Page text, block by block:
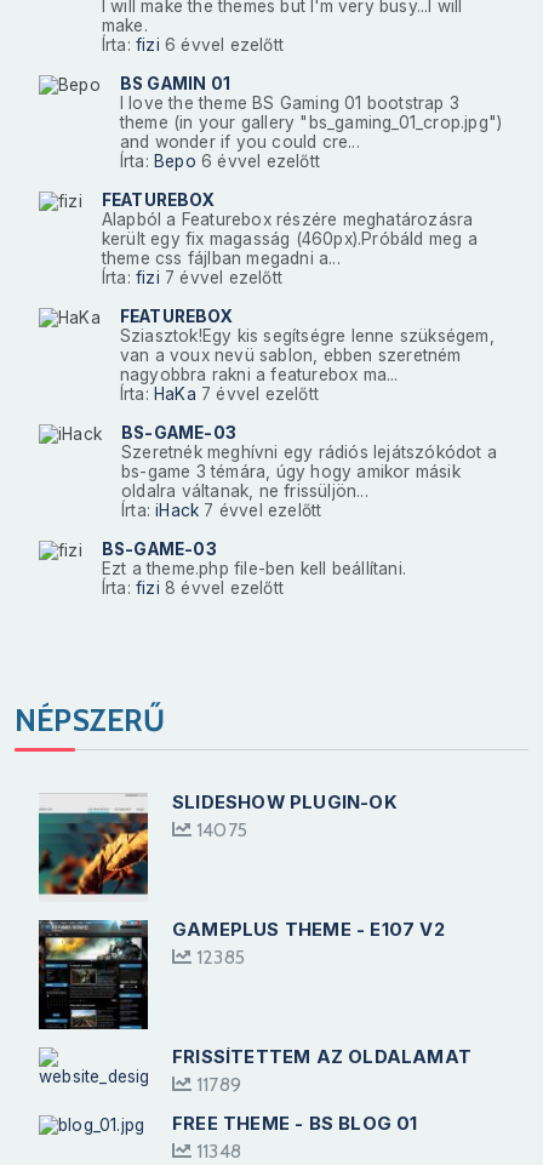
I will make the themes but I'm very busy...I will
make.
Írta:fizi 6 évvel ezelőtt
BS GAMIN 01
I love the theme BS Gaming 01 bootstrap 3
theme (in your gallery "bs_gaming_01_crop.jpg")
and wonder if you could cre...
Írta: Bepo 6 évvel ezelőtt
FEATUREBOX
Alapból a Featurebox részére meghatározásra
került egy fix magasság (460px).Próbáld meg a
theme css fájlban megadni a...
Írta:fizi 7 évvel ezelőtt
FEATUREBOX
Sziasztok!Egy kis segítségre lenne szükségem,
van a voux nevü sablon, ebben szeretném
nagyobbra rakni a featurebox ma...
Írta: HaKa 7 évvel ezelőtt
BS-GAME-03
Szeretnék meghívni egy rádiós lejátszókódot a
bs-game 3 témára, úgy hogy amikor másik
oldalra váltanak, ne frissüljön...
Írta:iHack 7 évvel ezelőtt
BS-GAME-03
Ezt a theme.php file-ben kell beállítani.
Írta:fizi 8 évvel ezelőtt
NÉPSZERŰ
SLIDESHOW PLUGIN-OK
14075
GAMEPLUS THEME - E107 V2
12385
FRISSÍTETTEM AZ OLDALAMAT
11789
FREE THEME - BS BLOG 01
11348